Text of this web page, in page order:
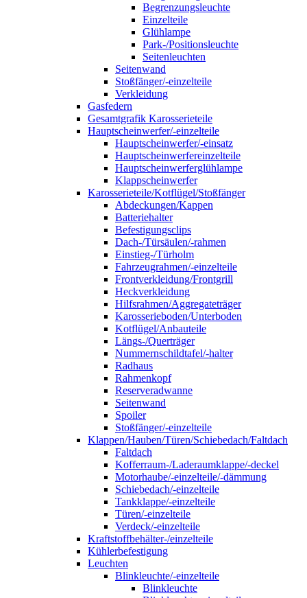
Begrenzungsleuchte
Einzelteile
Glühlampe
Park-/Positionsleuchte
Seitenleuchten
Seitenwand
Stoßfänger/-einzelteile
Verkleidung
Gasfedern
Gesamtgrafik Karosserieteile
Hauptscheinwerfer/-einzelteile
Hauptscheinwerfer/-einsatz
Hauptscheinwerfereinzelteile
Hauptscheinwerferglühlampe
Klappscheinwerfer
Karosserieteile/Kotflügel/Stoßfänger
Abdeckungen/Kappen
Batteriehalter
Befestigungsclips
Dach-/Türsäulen/-rahmen
Einstieg-/Türholm
Fahrzeugrahmen/-einzelteile
Frontverkleidung/Frontgrill
Heckverkleidung
Hilfsrahmen/Aggregateträger
Karosserieboden/Unterboden
Kotflügel/Anbauteile
Längs-/Querträger
Nummernschildtafel/-halter
Radhaus
Rahmenkopf
Reserveradwanne
Seitenwand
Spoiler
Stoßfänger/-einzelteile
Klappen/Hauben/Türen/Schiebedach/Faltdach
Faltdach
Kofferraum-/Laderaumklappe/-deckel
Motorhaube/-einzelteile/-dämmung
Schiebedach/-einzelteile
Tankklappe/-einzelteile
Türen/-einzelteile
Verdeck/-einzelteile
Kraftstoffbehälter-/einzelteile
Kühlerbefestigung
Leuchten
Blinkleuchte/-einzelteile
Blinkleuchte